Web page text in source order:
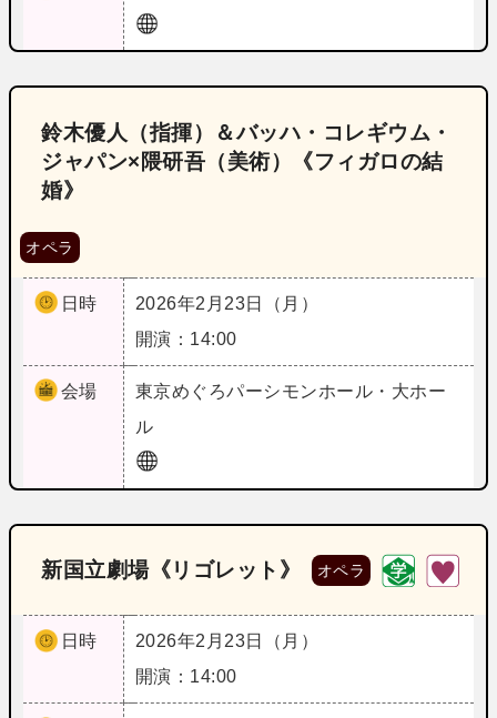
鈴木優人（指揮）＆バッハ・コレギウム・
ジャパン×隈研吾（美術）《フィガロの結
婚》
オペラ
日時
2026年2月23日（月）
開演：14:00
会場 東京めぐろパーシモンホール・大ホー
ル
新国立劇場《リゴレット》 オペラ
日時
2026年2月23日（月）
開演：14:00